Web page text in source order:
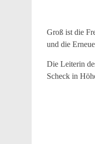
Groß ist die
und die
Die Leiterin
Scheck in